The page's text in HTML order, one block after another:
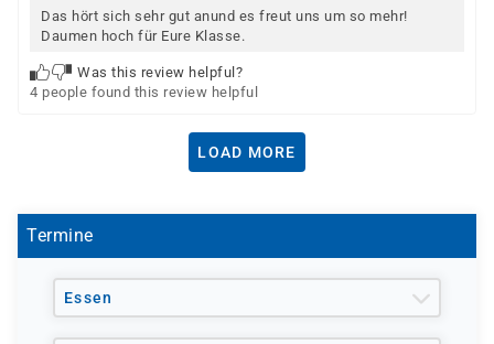
Das hört sich sehr gut anund es freut uns um so mehr!
Daumen hoch für Eure Klasse.
Was this review helpful?
4 people found this review helpful
LOAD MORE
Termine
Essen